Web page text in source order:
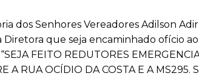
dos Senhores Vereadores Adilson
Diretora que seja encaminhado ofício
FEITO REDUTORES
A RUA OCÍDIO DA COSTA E A MS295.